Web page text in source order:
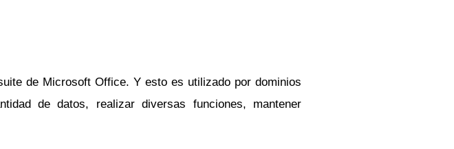
de Microsoft Office. Y esto es utilizado por dominios
de datos, realizar diversas funciones, mantener